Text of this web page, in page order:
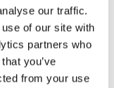
our traffic.
of our site with
partners who
you’ve
from your use